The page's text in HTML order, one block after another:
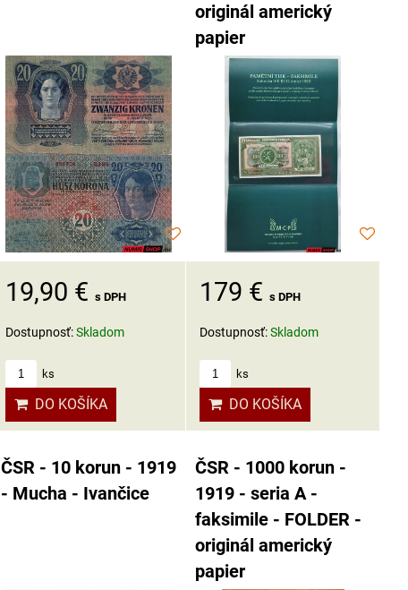
19,90 €s DPH
Dostupnosť:Skladom
ks
DO KOŠÍKA
originál americký
papier
179 €s DPH
Dostupnosť:Skladom
ks
DO KOŠÍKA
ČSR - 10 korun - 1919
- Mucha - Ivančice
ČSR - 1000 korun -
1919 - seria A -
faksimile - FOLDER -
originál americký
papier